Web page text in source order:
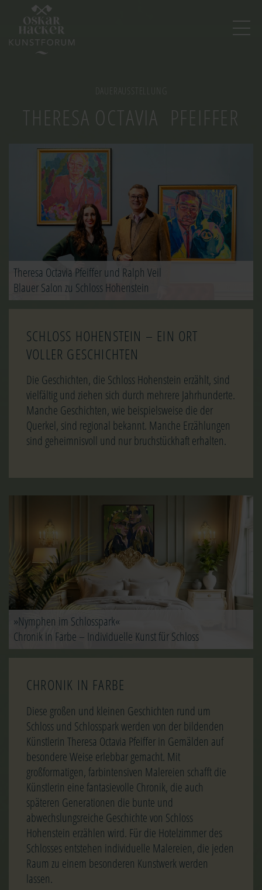
THERESA OCTAVIA PFEIFFER
Theresa Octavia Pfeiffer und Ralph Veil
Blauer Salon zu Schloss Hohenstein
SCHLOSS HOHENSTEIN – EIN ORT
VOLLER GESCHICHTEN
Die Geschichten, die Schloss Hohenstein erzählt, sind
vielfältig und ziehen sich durch mehrere Jahrhunderte.
Manche Geschichten, wie beispielsweise die der
Querkel, sind regional bekannt. Manche Erzählungen
sind geheimnisvoll und nur bruchstückhaft erhalten.
»Nymphen im Schlosspark«
Chronik in Farbe – Individuelle Kunst für Schloss
CHRONIK IN FARBE
Diese großen und kleinen Geschichten rund um
Schloss und Schlosspark werden von der bildenden
Künstlerin Theresa Octavia Pfeiffer in Gemälden auf
besondere Weise erlebbar gemacht. Mit
großformatigen, farbintensiven Malereien schafft die
Künstlerin eine fantasievolle Chronik, die auch
späteren Generationen die bunte und
abwechslungsreiche Geschichte von Schloss
Hohenstein erzählen wird. Für die Hotelzimmer des
Schlosses entstehen individuelle Malereien, die jeden
Raum zu einem besonderen Kunstwerk werden
lassen.